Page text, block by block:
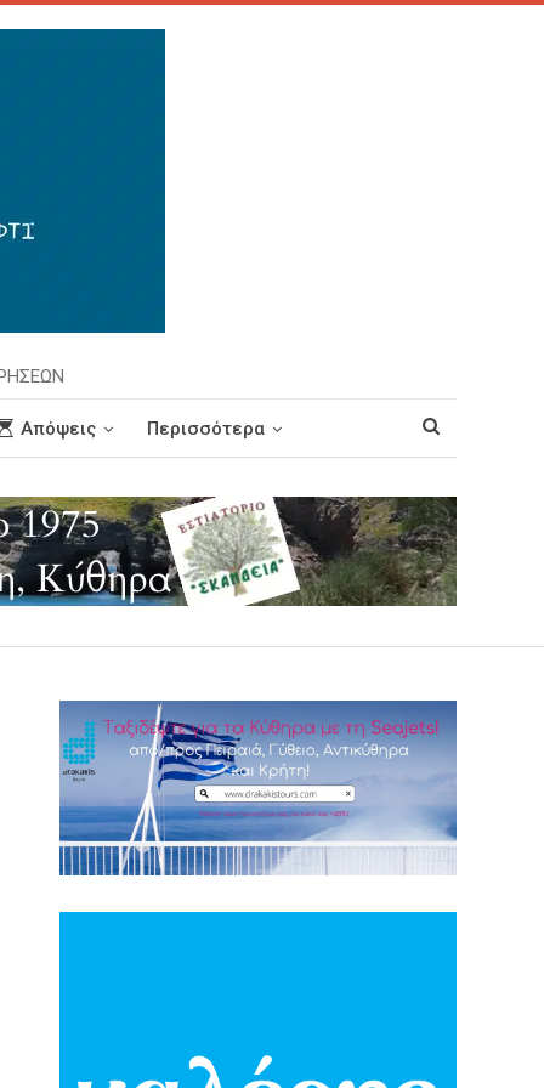
Απόψεις Περισσότερα